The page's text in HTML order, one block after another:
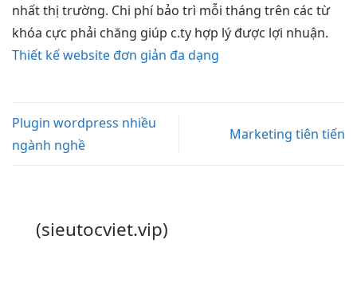
nhất thị trường. Chi phí bảo trì mỗi tháng trên các từ
khóa cực phải chăng giúp c.ty hợp lý được lợi nhuận.
Thiết kế website đơn giản đa dạng
Plugin wordpress nhiều
ngành nghề
Marketing tiên tiến
(sieutocviet.vip)